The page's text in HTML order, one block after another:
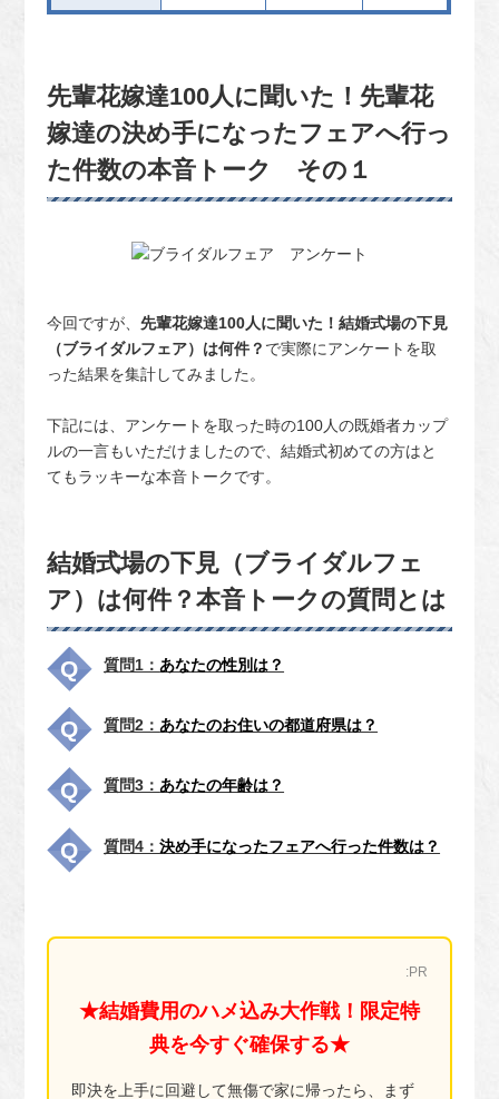
先輩花嫁達100人に聞いた！先輩花
嫁達の決め手になったフェアへ行っ
た件数の本音トーク その１
今回ですが、先輩花嫁達100人に聞いた！結婚式場の下見
（ブライダルフェア）は何件？ で実際にアンケートを取
った結果を集計してみました。
下記には、アンケートを取った時の100人の既婚者カップ
ルの一言もいただけましたので、結婚式初めての方はと
てもラッキーな本音トークです。
結婚式場の下見（ブライダルフェ
ア）は何件？本音トークの質問とは
質問1： あなたの性別は？
質問2： あなたのお住いの都道府県は？
質問3：あなたの年齢は？
質問4：決め手になったフェアへ行った件数は？
:PR
★結婚費用のハメ込み大作戦！限定特
典を今すぐ確保する★
即決を上手に回避して無傷で家に帰ったら、まず